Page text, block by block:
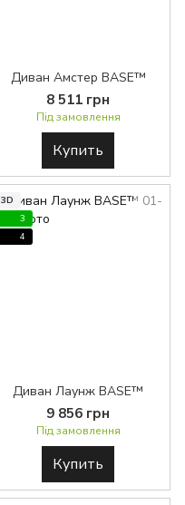
Диван Амстер BASE™
8 511 грн
Під замовлення
Купить
3D
3
4
Диван Лаунж BASE™
9 856 грн
Під замовлення
Купить